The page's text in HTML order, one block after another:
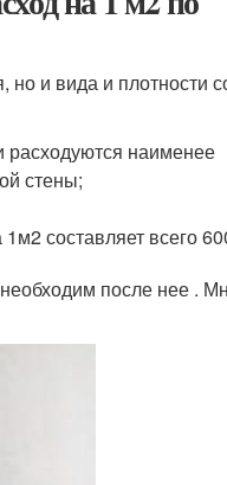
и вида и плотности
расходуются наименее
стены;
составляет всего
после нее .